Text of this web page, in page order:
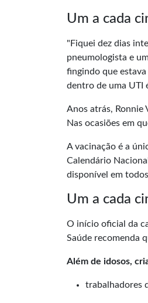
Um a cada
"Fiquei dez dias
pneumologista e
fingindo que
dentro de uma UTI
Anos atrás, Ronnie
Nas ocasiões em
A vacinação é a
Calendário
disponível em
Um a cada
O início oficial da
Saúde recomenda
Além de idosos,
trabalhadores